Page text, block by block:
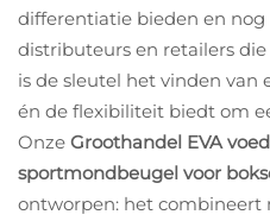
differentiatie bieden en nog
distributeurs en retailers
is de sleutel het vinden
én de flexibiliteit biedt om
Onze Groothandel EVA
sportmondbeugel voor
ontworpen: het combineert